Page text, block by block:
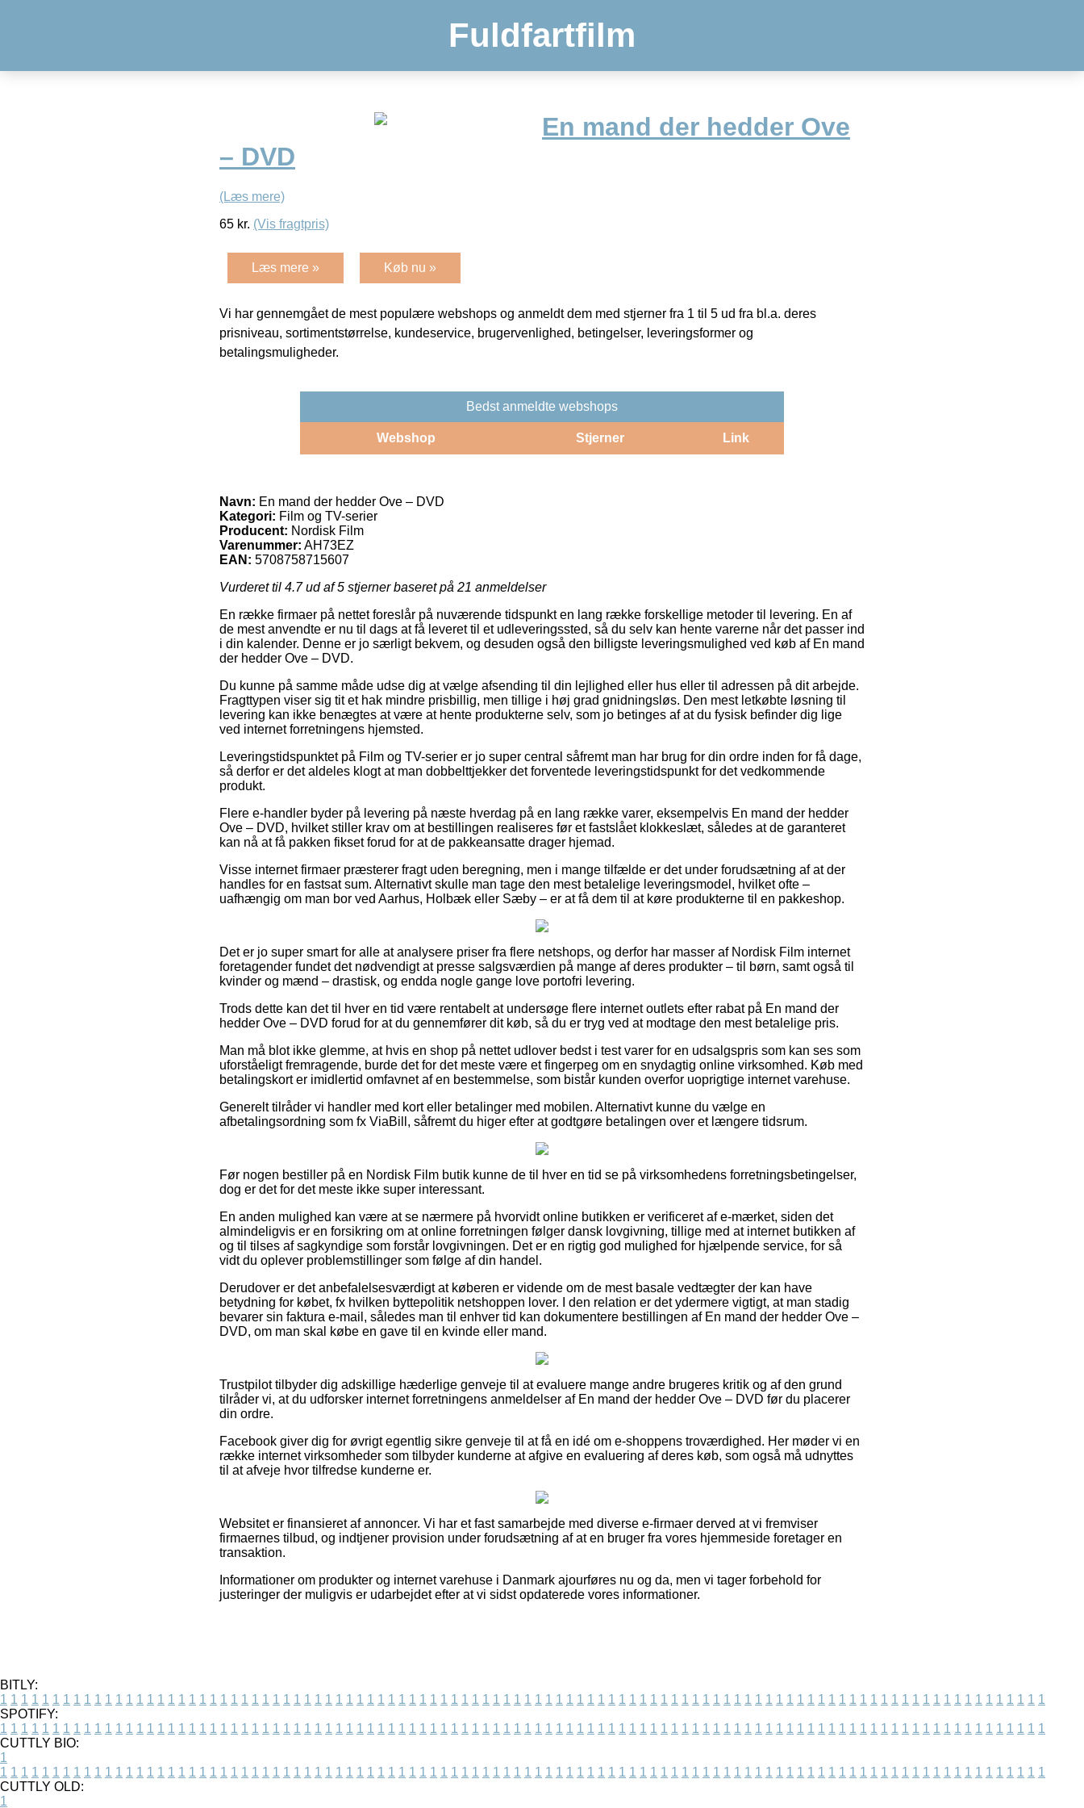
Fuldfartfilm
En mand der hedder Ove
– DVD
(Læs mere)
65 kr. (Vis fragtpris)
Læs mere » Køb nu »
Vi har gennemgået de mest populære webshops og anmeldt dem med stjerner fra 1 til 5 ud fra bl.a. deres
prisniveau, sortimentstørrelse, kundeservice, brugervenlighed, betingelser, leveringsformer og
betalingsmuligheder.
Bedst anmeldte webshops
Webshop Stjerner Link
Navn: En mand der hedder Ove – DVD
Kategori: Film og TV-serier
Producent: Nordisk Film
Varenummer: AH73EZ
EAN: 5708758715607
Vurderet til 4.7ud af 5 stjerner baseret på 21 anmeldelser
En række firmaer på nettet foreslår på nuværende tidspunkt en lang række forskellige metoder til levering. En af
de mest anvendte er nu til dags at få leveret til et udleveringssted, så du selv kan hente varerne når det passer ind
i din kalender. Denne er jo særligt bekvem, og desuden også den billigste leveringsmulighed ved køb af En mand
der hedder Ove – DVD.
Du kunne på samme måde udse dig at vælge afsending til din lejlighed eller hus eller til adressen på dit arbejde.
Fragttypen viser sig tit et hak mindre prisbillig, men tillige i høj grad gnidningsløs. Den mest letkøbte løsning til
levering kan ikke benægtes at være at hente produkterne selv, som jo betinges af at du fysisk befinder dig lige
ved internet forretningens hjemsted.
Leveringstidspunktet på Film og TV-serier er jo super central såfremt man har brug for din ordre inden for få dage,
så derfor er det aldeles klogt at man dobbelttjekker det forventede leveringstidspunkt for det vedkommende
produkt.
Flere e-handler byder på levering på næste hverdag på en lang række varer, eksempelvis En mand der hedder
Ove – DVD, hvilket stiller krav om at bestillingen realiseres før et fastslået klokkeslæt, således at de garanteret
kan nå at få pakken fikset forud for at de pakkeansatte drager hjemad.
Visse internet firmaer præsterer fragt uden beregning, men i mange tilfælde er det under forudsætning af at der
handles for en fastsat sum. Alternativt skulle man tage den mest betalelige leveringsmodel, hvilket ofte –
uafhængig om man bor ved Aarhus, Holbæk eller Sæby – er at få dem til at køre produkterne til en pakkeshop.
Det er jo super smart for alle at analysere priser fra flere netshops, og derfor har masser af Nordisk Film internet
foretagender fundet det nødvendigt at presse salgsværdien på mange af deres produkter – til børn, samt også til
kvinder og mænd – drastisk, og endda nogle gange love portofri levering.
Trods dette kan det til hver en tid være rentabelt at undersøge flere internet outlets efter rabat på En mand der
hedder Ove – DVD forud for at du gennemfører dit køb, så du er tryg ved at modtage den mest betalelige pris.
Man må blot ikke glemme, at hvis en shop på nettet udlover bedst i test varer for en udsalgspris som kan ses som
uforståeligt fremragende, burde det for det meste være et fingerpeg om en snydagtig online virksomhed. Køb med
betalingskort er imidlertid omfavnet af en bestemmelse, som bistår kunden overfor uoprigtige internet varehuse.
Generelt tilråder vi handler med kort eller betalinger med mobilen. Alternativt kunne du vælge en
afbetalingsordning som fx ViaBill, såfremt du higer efter at godtgøre betalingen over et længere tidsrum.
Før nogen bestiller på en Nordisk Film butik kunne de til hver en tid se på virksomhedens forretningsbetingelser,
dog er det for det meste ikke super interessant.
En anden mulighed kan være at se nærmere på hvorvidt online butikken er verificeret af e-mærket, siden det
almindeligvis er en forsikring om at online forretningen følger dansk lovgivning, tillige med at internet butikken af
og til tilses af sagkyndige som forstår lovgivningen. Det er en rigtig god mulighed for hjælpende service, for så
vidt du oplever problemstillinger som følge af din handel.
Derudover er det anbefalelsesværdigt at køberen er vidende om de mest basale vedtægter der kan have
betydning for købet, fx hvilken byttepolitik netshoppen lover. I den relation er det ydermere vigtigt, at man stadig
bevarer sin faktura e-mail, således man til enhver tid kan dokumentere bestillingen af En mand der hedder Ove –
DVD, om man skal købe en gave til en kvinde eller mand.
Trustpilot tilbyder dig adskillige hæderlige genveje til at evaluere mange andre brugeres kritik og af den grund
tilråder vi, at du udforsker internet forretningens anmeldelser af En mand der hedder Ove – DVD før du placerer
din ordre.
Facebook giver dig for øvrigt egentlig sikre genveje til at få en idé om e-shoppens troværdighed. Her møder vi en
række internet virksomheder som tilbyder kunderne at afgive en evaluering af deres køb, som også må udnyttes
til at afveje hvor tilfredse kunderne er.
Websitet er finansieret af annoncer. Vi har et fast samarbejde med diverse e-firmaer derved at vi fremviser
firmaernes tilbud, og indtjener provision under forudsætning af at en bruger fra vores hjemmeside foretager en
transaktion.
Informationer om produkter og internet varehuse i Danmark ajourføres nu og da, men vi tager forbehold for
justeringer der muligvis er udarbejdet efter at vi sidst opdaterede vores informationer.
BITLY:
1 1 1 1 1 1 1 1 1 1 1 1 1 1 1 1 1 1 1 1 1 1 1 1 1 1 1 1 1 1 1 1 1 1 1 1 1 1 1 1 1 1 1 1 1 1 1 1 1 1 1 1 1 1 1 1 1 1 1 1 1 1 1 1 1 1 1 1 1 1 1 1 1 1 1 1 1 1 1 1 1 1 1 1 1 1 1 1 1 1 1 1 1 1 1 1 1 1 1 1
SPOTIFY:
1 1 1 1 1 1 1 1 1 1 1 1 1 1 1 1 1 1 1 1 1 1 1 1 1 1 1 1 1 1 1 1 1 1 1 1 1 1 1 1 1 1 1 1 1 1 1 1 1 1 1 1 1 1 1 1 1 1 1 1 1 1 1 1 1 1 1 1 1 1 1 1 1 1 1 1 1 1 1 1 1 1 1 1 1 1 1 1 1 1 1 1 1 1 1 1 1 1 1 1
CUTTLY BIO:
1
1 1 1 1 1 1 1 1 1 1 1 1 1 1 1 1 1 1 1 1 1 1 1 1 1 1 1 1 1 1 1 1 1 1 1 1 1 1 1 1 1 1 1 1 1 1 1 1 1 1 1 1 1 1 1 1 1 1 1 1 1 1 1 1 1 1 1 1 1 1 1 1 1 1 1 1 1 1 1 1 1 1 1 1 1 1 1 1 1 1 1 1 1 1 1 1 1 1 1 1
CUTTLY OLD:
1